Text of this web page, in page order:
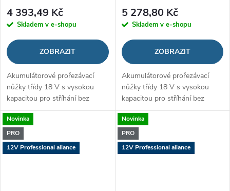
4 393,49 Kč
Skladem v e-shopu
ZOBRAZIT
Akumulátorové prořezávací
nůžky třídy 18 V s vysokou
kapacitou pro stříhání bez
námahy
5 278,80 Kč
Skladem v e-shopu
ZOBRAZIT
Akumulátorové prořezávací
nůžky třídy 18 V s vysokou
kapacitou pro stříhání bez
námahy
Novinka
PRO
12V Professional aliance
Novinka
PRO
12V Professional aliance